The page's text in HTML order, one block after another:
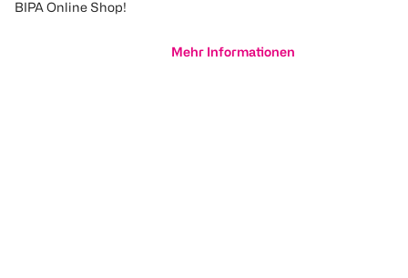
BIPA Online Shop!
Mehr Informationen